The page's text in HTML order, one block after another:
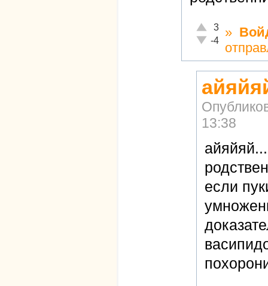
Отлично!
3
Неадекватно!
-4
»
13:38
если